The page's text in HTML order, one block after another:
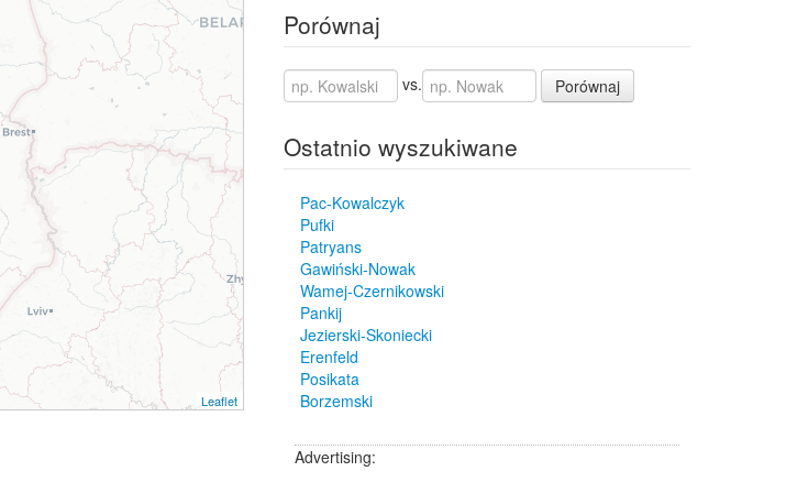
Leaflet
Porównaj
vs. Porównaj
Ostatnio wyszukiwane
Pac-Kowalczyk
Pufki
Patryans
Gawiński-Nowak
Wamej-Czernikowski
Pankij
Jezierski-Skoniecki
Erenfeld
Posikata
Borzemski
Advertising: